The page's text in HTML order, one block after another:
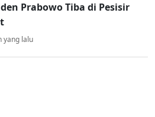
Prabowo Tiba di Pesisir
yang lalu